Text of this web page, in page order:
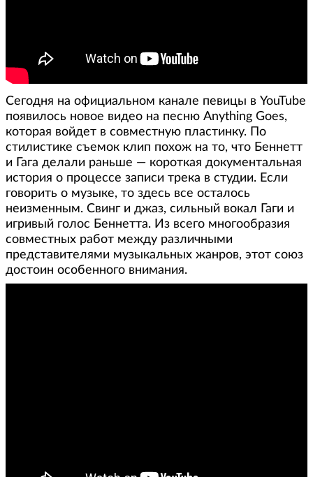
Сегодня на официальном канале певицы в YouTube
появилось новое видео на песню Anything Goes,
которая войдет в совместную пластинку. По
стилистике съемок клип похож на то, что Беннетт
и Гага делали раньше — короткая документальная
история о процессе записи трека в студии. Если
говорить о музыке, то здесь все осталось
неизменным. Свинг и джаз, сильный вокал Гаги и
игривый голос Беннетта. Из всего многообразия
совместных работ между различными
представителями музыкальных жанров, этот союз
достоин особенного внимания.